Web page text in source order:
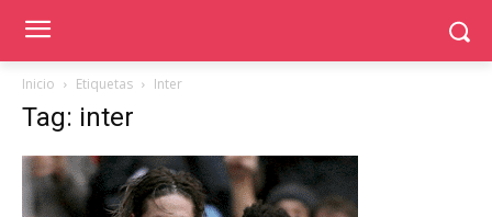
Inicio Etiquetas Inter
Tag: inter